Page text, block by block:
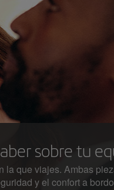
sobre tu
que viajes. Ambas
y el confort a